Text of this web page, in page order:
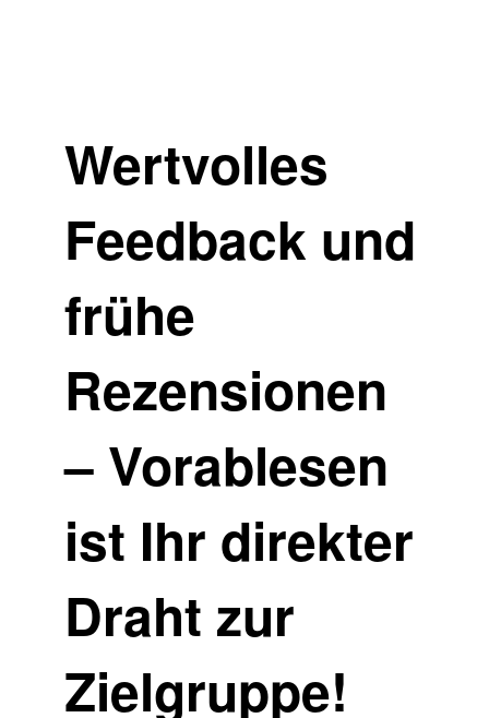
Wertvolles
Feedback und
frühe
Rezensionen
– Vorablesen
ist Ihr direkter
Draht zur
Zielgruppe!